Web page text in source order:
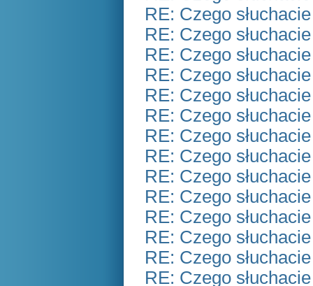
RE: Czego
RE: Czego
RE: Czego
RE: Czego
RE: Czego
RE: Czego
RE: Czego
RE: Czego
RE: Czego
RE: Czego
RE: Czego
RE: Czego
RE: Czego
RE: Czego